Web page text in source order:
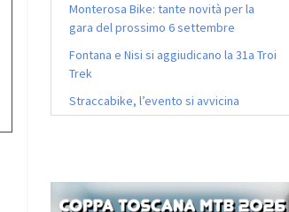
Monterosa Bike: tante novità per la
gara del prossimo 6 settembre
Fontana e Nisi si aggiudicano la 31a Troi
Trek
Straccabike, l’evento si avvicina